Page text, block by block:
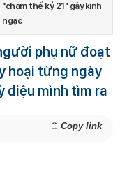
"chạm thế kỷ 21" gây kinh
ngạc
phụ nữ đoạt
hoại từng ngày
diệu mình tìm ra
Copy link